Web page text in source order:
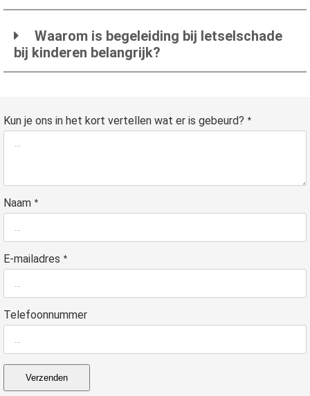
Waarom is begeleiding bij letselschade
bij kinderen belangrijk?
Kun je ons in het kort vertellen wat er is gebeurd? *
Naam *
E-mailadres *
Telefoonnummer
Verzenden